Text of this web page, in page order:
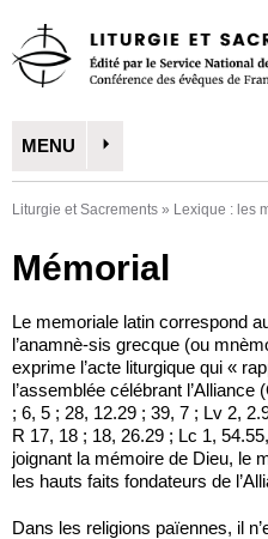
MENU
Liturgie et Sacrements » Lexique : les
Mémorial
Le memoriale latin correspond
l’anamnè-sis grecque (ou
exprime l’acte liturgique qui «
l’assemblée célé­brant
; 6, 5 ; 28, 12.29 ; 39, 7 ; Lv 2,
R 17, 18 ; 18, 26.29 ; Lc 1,
joignant la mémoire de Dieu, le
les hauts faits fondateurs de
Dans les religions païennes, il